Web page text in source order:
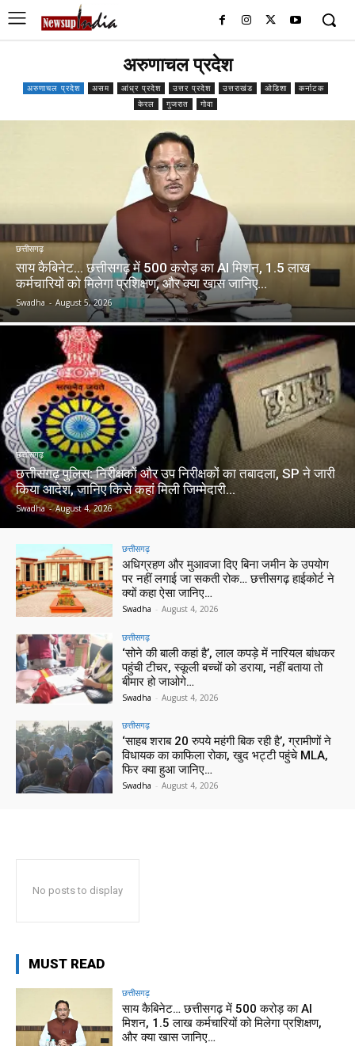
अरुणाचल प्रदेश
अरुणाचल प्रदेश असम आंध्र प्रदेश उत्तर प्रदेश उत्तराखंड ओडिशा
कर्नाटक
केरल
गुजरात गोवा
छत्तीसगढ़
साय कैबिनेट… छत्तीसगढ़ में 500 करोड़ का AI मिशन, 1.5 लाख
कर्मचारियों को मिलेगा प्रशिक्षण, और क्या खास जानिए…
Swadha - August 5, 2026
छत्तीसगढ़
छत्तीसगढ़ पुलिस: निरीक्षकों और उप निरीक्षकों का तबादला, SP ने जारी
किया आदेश, जानिए किसे कहां मिली जिम्मेदारी…
Swadha - August 4, 2026
छत्तीसगढ़
अधिग्रहण और मुआवजा दिए बिना जमीन के उपयोग
पर नहीं लगाई जा सकती रोक… छत्तीसगढ़ हाईकोर्ट ने
क्यों कहा ऐसा जानिए…
Swadha - August 4, 2026
छत्तीसगढ़
‘सोने की बाली कहां है’, लाल कपड़े में नारियल बांधकर
पहुंची टीचर, स्कूली बच्चों को डराया, नहीं बताया तो
बीमार हो जाओगे…
Swadha - August 4, 2026
छत्तीसगढ़
‘साहब शराब 20 रुपये महंगी बिक रही है’, ग्रामीणों ने
विधायक का काफिला रोका, खुद भट्टी पहुंचे MLA,
फिर क्या हुआ जानिए…
Swadha - August 4, 2026
No posts to display
MUST READ
छत्तीसगढ़
साय कैबिनेट… छत्तीसगढ़ में 500 करोड़ का AI
मिशन, 1.5 लाख कर्मचारियों को मिलेगा प्रशिक्षण,
और क्या खास जानिए…